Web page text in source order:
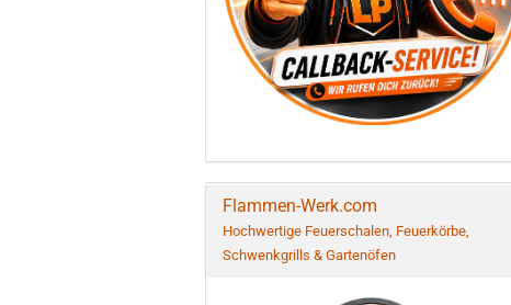
Flammen-Werk.com
Hochwertige Feuerschalen, Feuerkörbe,
Schwenkgrills & Gartenöfen